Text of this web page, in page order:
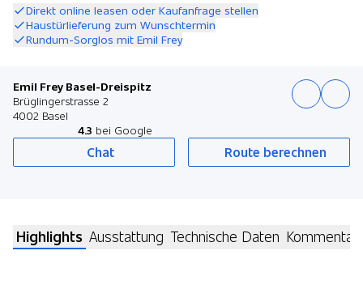
Direkt online leasen oder Kaufanfrage stellen
Haustürlieferung zum Wunschtermin
Rundum-Sorglos mit Emil Frey
Emil Frey Basel-Dreispitz
Brüglingerstrasse 2
4002 Basel
4.3 bei Google
Chat Route berechnen
Highlights Ausstattung Technische Daten Kommentar